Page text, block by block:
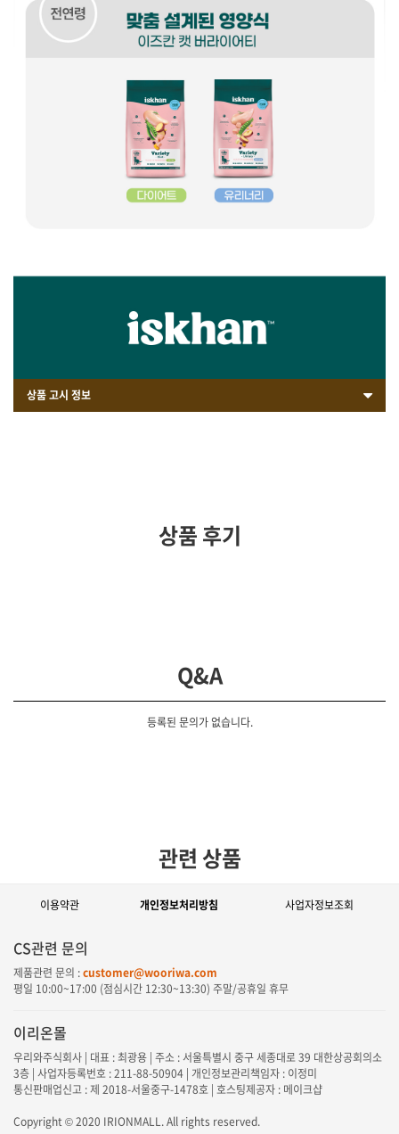
상품 고시 정보
상품 후기
Q&A
등록된 문의가 없습니다.
관련 상품
이용약관 개인정보처리방침 사업자정보조회
CS관련 문의
제품관련 문의 :customer@wooriwa.com
평일 10:00~17:00 (점심시간 12:30~13:30) 주말/공휴일 휴무
이리온몰
우리와주식회사 | 대표 : 최광용 | 주소 : 서울특별시 중구 세종대로 39 대한상공회의소
3층 | 사업자등록번호 : 211-88-50904 | 개인정보관리책임자 : 이정미
통신판매업신고 : 제 2018-서울중구-1478호 | 호스팅제공자 : 메이크샵
Copyright © 2020 IRIONMALL. All rights reserved.